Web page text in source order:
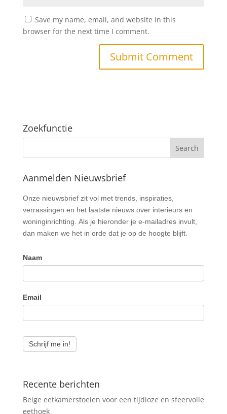
Save my name, email, and website in this
browser for the next time I comment.
Zoekfunctie
Aanmelden Nieuwsbrief
Onze nieuwsbrief zit vol met trends, inspiraties,
verrassingen en het laatste nieuws over interieurs en
woninginrichting. Als je hieronder je e-mailadres invult,
dan maken we het in orde dat je op de hoogte blijft.
Naam
Email
Schrijf me in!
Recente berichten
Beige eetkamerstoelen voor een tijdloze en sfeervolle
eethoek